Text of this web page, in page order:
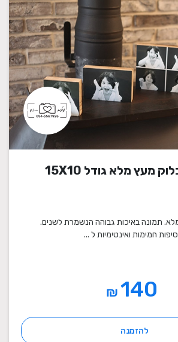
תמונה באיכות גבוהה הנשמרת לשנים.
חמימות ואינטימיות ל ...
₪
להזמנה